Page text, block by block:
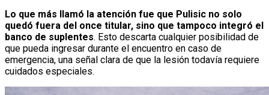
Lo que más llamó la atención fue que Pulisic no solo
quedó fuera del once titular, sino que tampoco integró el
banco de suplentes. Esto descarta cualquier posibilidad de
que pueda ingresar durante el encuentro en caso de
emergencia, una señal clara de que la lesión todavía requiere
cuidados especiales.